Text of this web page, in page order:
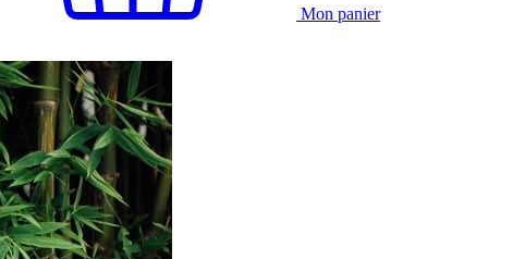
Mon panier